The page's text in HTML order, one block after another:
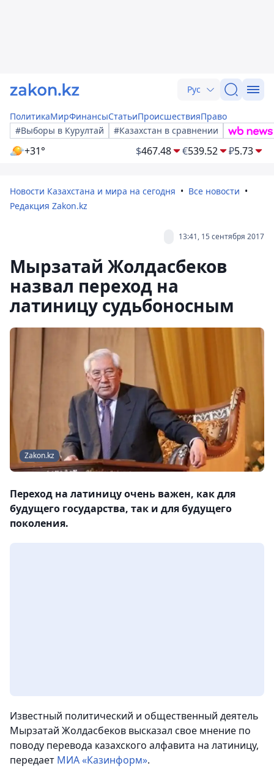
Рус
ПолитикаМирФинансыСтатьиПроисшествияПраво
#Выборы в Курултай
#Казахстан в сравнении
+31° $467.48 €539.52 ₽5.73
Новости Казахстана и мира на сегодня
Все новости
Редакция Zakon.kz
13:41, 15 сентября 2017
Мырзатай Жолдасбеков
назвал переход на
латиницу судьбоносным
Zakon.kz
Переход на латиницу очень важен, как для
будущего государства, так и для будущего
поколения.
Известный политический и общественный деятель
Мырзатай Жолдасбеков высказал свое мнение по
поводу перевода казахского алфавита на латиницу,
передает МИА «Казинформ».